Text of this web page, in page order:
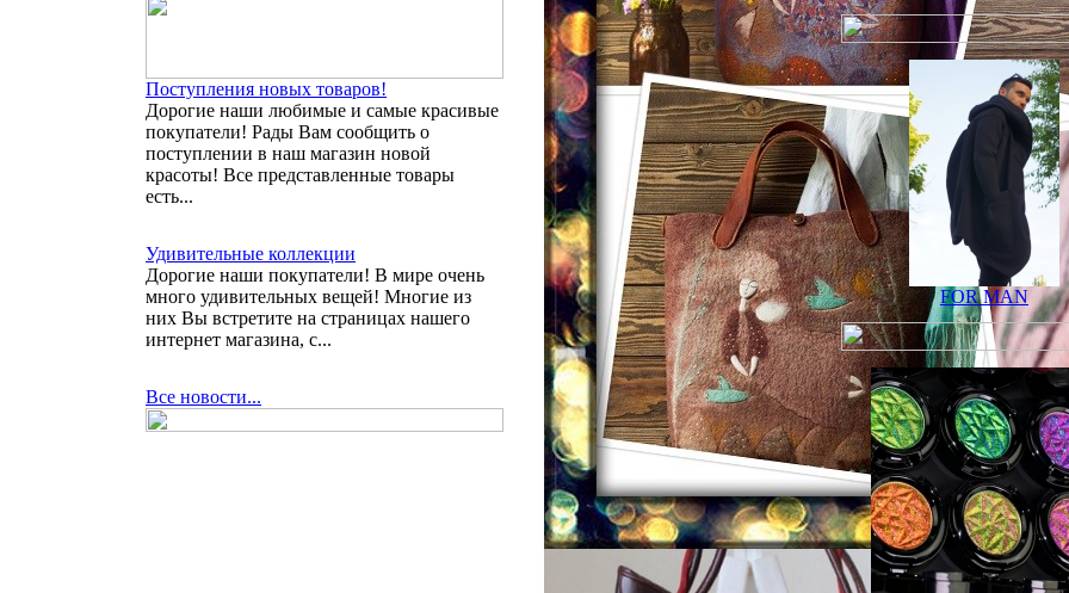
Поступления новых товаров!
Дорогие наши любимые и самые красивые
покупатели! Рады Вам сообщить о
поступлении в наш магазин новой
красоты! Все представленные товары
есть...
Удивительные коллекции
Дорогие наши покупатели! В мире очень
много удивительных вещей! Многие из
них Вы встретите на страницах нашего
интернет магазина, с...
Все новости...
FOR MAN